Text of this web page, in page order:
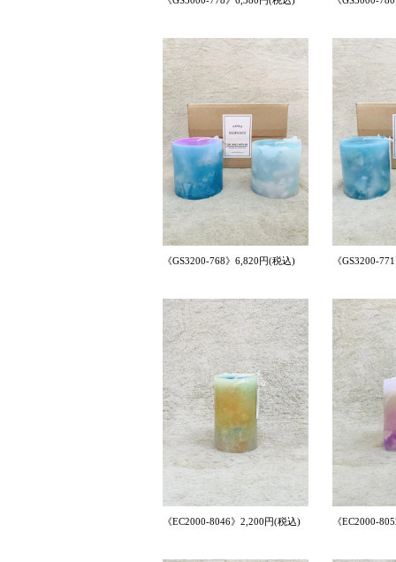
《GS3200-768》6,820円(税込) 《GS3200-
《EC2000-8046》2,200円(税込) 《EC2000-